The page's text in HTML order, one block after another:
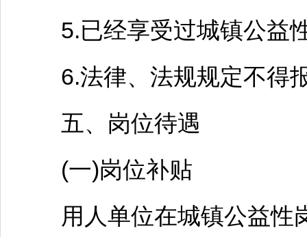
5.已经享受过城镇公益
6.法律、法规规定不得
五、岗位待遇
(一)岗位补贴
用人单位在城镇公益性